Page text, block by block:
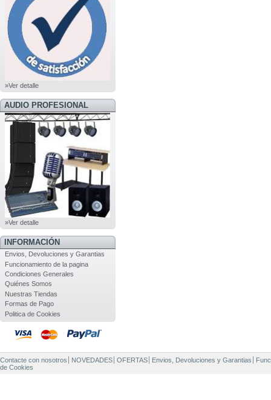
»Ver detalle
AUDIO PROFESIONAL
»Ver detalle
INFORMACIÓN
Envios, Devoluciones y Garantias
Funcionamiento de la pagina
Condiciones Generales
Quiénes Somos
Nuestras Tiendas
Formas de Pago
Politica de Cookies
Contacte con nosotros NOVEDADES OFERTAS Envios, Devoluciones y Garantias
de Cookies